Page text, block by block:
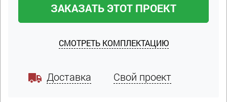
ЗАКАЗАТЬ ЭТОТ ПРОЕКТ
СМОТРЕТЬ КОМПЛЕКТАЦИЮ
Доставка Свой проект